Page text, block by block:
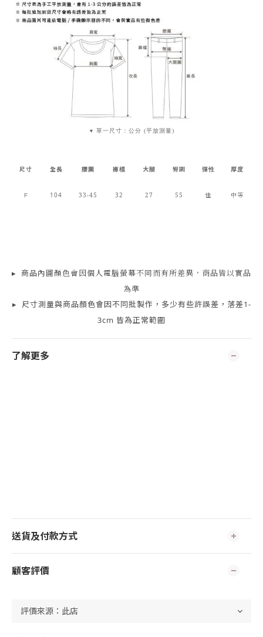
▼ 單一尺寸：公分 (平放測量)
尺寸 全長 腰圍 褲檔 大腿 臀圍 彈性 厚度
F 104 33-45 32 27 55 佳 中等
▸ 商品內圖顏色會因個人電腦螢幕不同而有所差異，商品皆以實品
為準
▸ 尺寸測量與商品顏色會因不同批製作，多少有些許誤差，落差1-
3cm 皆為正常範圍
了解更多
送貨及付款方式
顧客評價